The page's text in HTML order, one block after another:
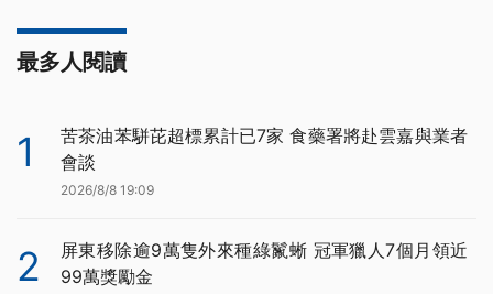
最多人閱讀
1
苦茶油苯駢芘超標累計已7家 食藥署將赴雲嘉與業者
會談
2026/8/8 19:09
2
屏東移除逾9萬隻外來種綠鬣蜥 冠軍獵人7個月領近
99萬獎勵金